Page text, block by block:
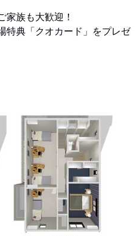
家族も大歓迎！
特典「クオカード」をプレゼ